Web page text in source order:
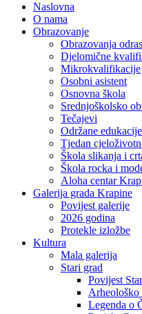
Naslovna
O nama
Obrazovanje
Obrazovanja
Djelomične
Mikrokvalifikacije
Osobni asistent
Osnovna škola
Srednjoškolsko
Tečajevi
Održane edukacije
Tjedan
Škola slikanja i
Škola rocka i
Aloha centar
Galerija grada Krapine
Povijest galerije
2026 godina
Protekle izložbe
Kultura
Mala galerija
Stari grad
Povijest
Arheološko
Legenda o